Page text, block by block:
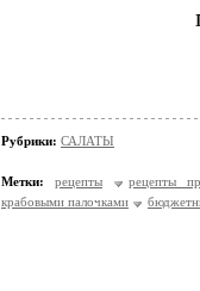
Рубрики: САЛАТЫ
Метки: рецепты
рецепты
крабовыми палочками